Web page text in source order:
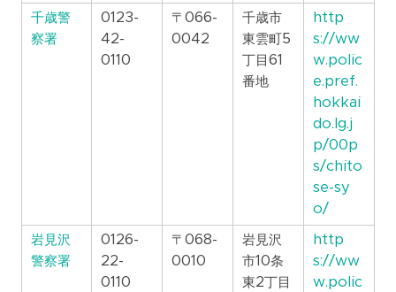
千歳警
察署
0123-
42-
0110
〒066-
0042
千歳市
東雲町5
丁目61
番地
http
s://ww
w.polic
e.pref.
hokkai
do.lg.j
p/00p
s/chito
se-sy
o/
岩見沢
警察署
0126-
22-
0110
〒068-
0010
岩見沢
市10条
東2丁目
http
s://ww
w.polic